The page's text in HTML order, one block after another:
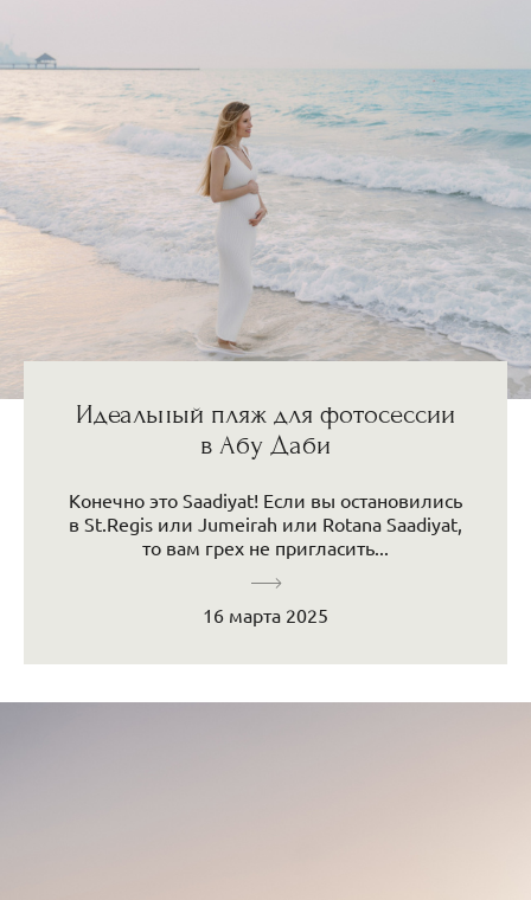
Идеальный пляж для фотосессии
в Абу Даби
Конечно это Saadiyat! Если вы остановились
в St.Regis или Jumeirah или Rotana Saadiyat,
то вам грех не пригласить...
16 марта 2025